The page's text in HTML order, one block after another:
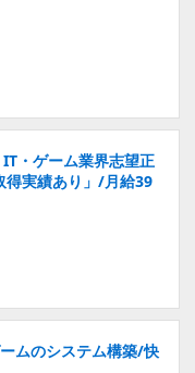
・ゲーム業界志望正
得実績あり」/月給39
ムのシステム構築/快